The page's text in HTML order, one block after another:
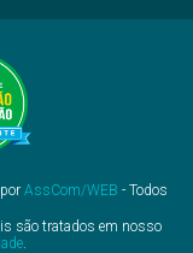
AssCom/WEB - Todos
são tratados em nosso
.